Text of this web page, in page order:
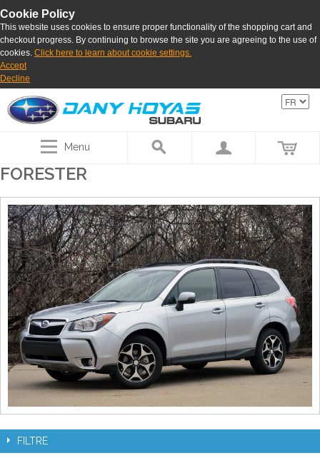
Cookie Policy
This website uses cookies to ensure proper functionality of the shopping cart and
checkout progress. By continuing to browse the site you are agreeing to the use of
cookies. Click here to learn about cookie settings.
Accept
Decline
Menu
FORESTER
FILTRE